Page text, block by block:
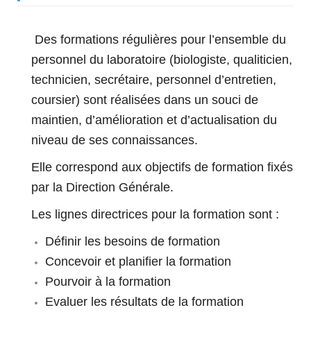
Des formations régulières pour l’ensemble du
personnel du laboratoire (biologiste, qualiticien,
technicien, secrétaire, personnel d’entretien,
coursier) sont réalisées dans un souci de
maintien, d’amélioration et d’actualisation du
niveau de ses connaissances.
Elle correspond aux objectifs de formation fixés
par la Direction Générale.
Les lignes directrices pour la formation sont :
Définir les besoins de formation
Concevoir et planifier la formation
Pourvoir à la formation
Evaluer les résultats de la formation